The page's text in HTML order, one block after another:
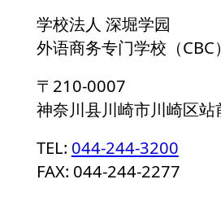
学校法人 深堀学园
外语商务专门学校（CBC）
〒210-0007
神奈川县川崎市川崎区
TEL: 044-244-3200
FAX: 044-244-2277